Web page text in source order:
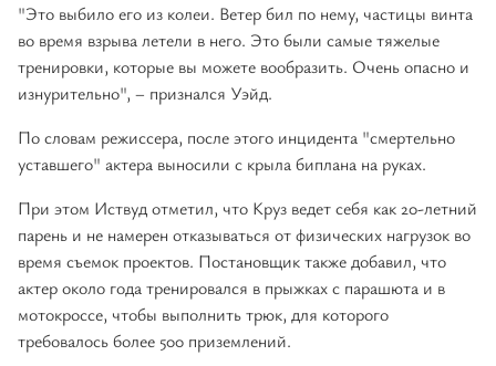
"Это выбило его из колеи. Ветер бил по нему, частицы винта
во время взрыва летели в него. Это были самые тяжелые
тренировки, которые вы можете вообразить. Очень опасно и
изнурительно", – признался Уэйд.
По словам режиссера, после этого инцидента "смертельно
уставшего" актера выносили с крыла биплана на руках.
При этом Иствуд отметил, что Круз ведет себя как 20-летний
парень и не намерен отказываться от физических нагрузок во
время съемок проектов. Постановщик также добавил, что
актер около года тренировался в прыжках с парашюта и в
мотокроссе, чтобы выполнить трюк, для которого
требовалось более 500 приземлений.